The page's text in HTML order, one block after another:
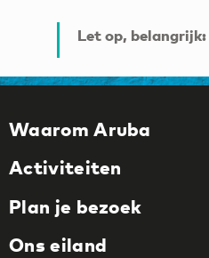
Let op, belangrijk:
Waarom Aruba
Activiteiten
Plan je bezoek
Ons eiland